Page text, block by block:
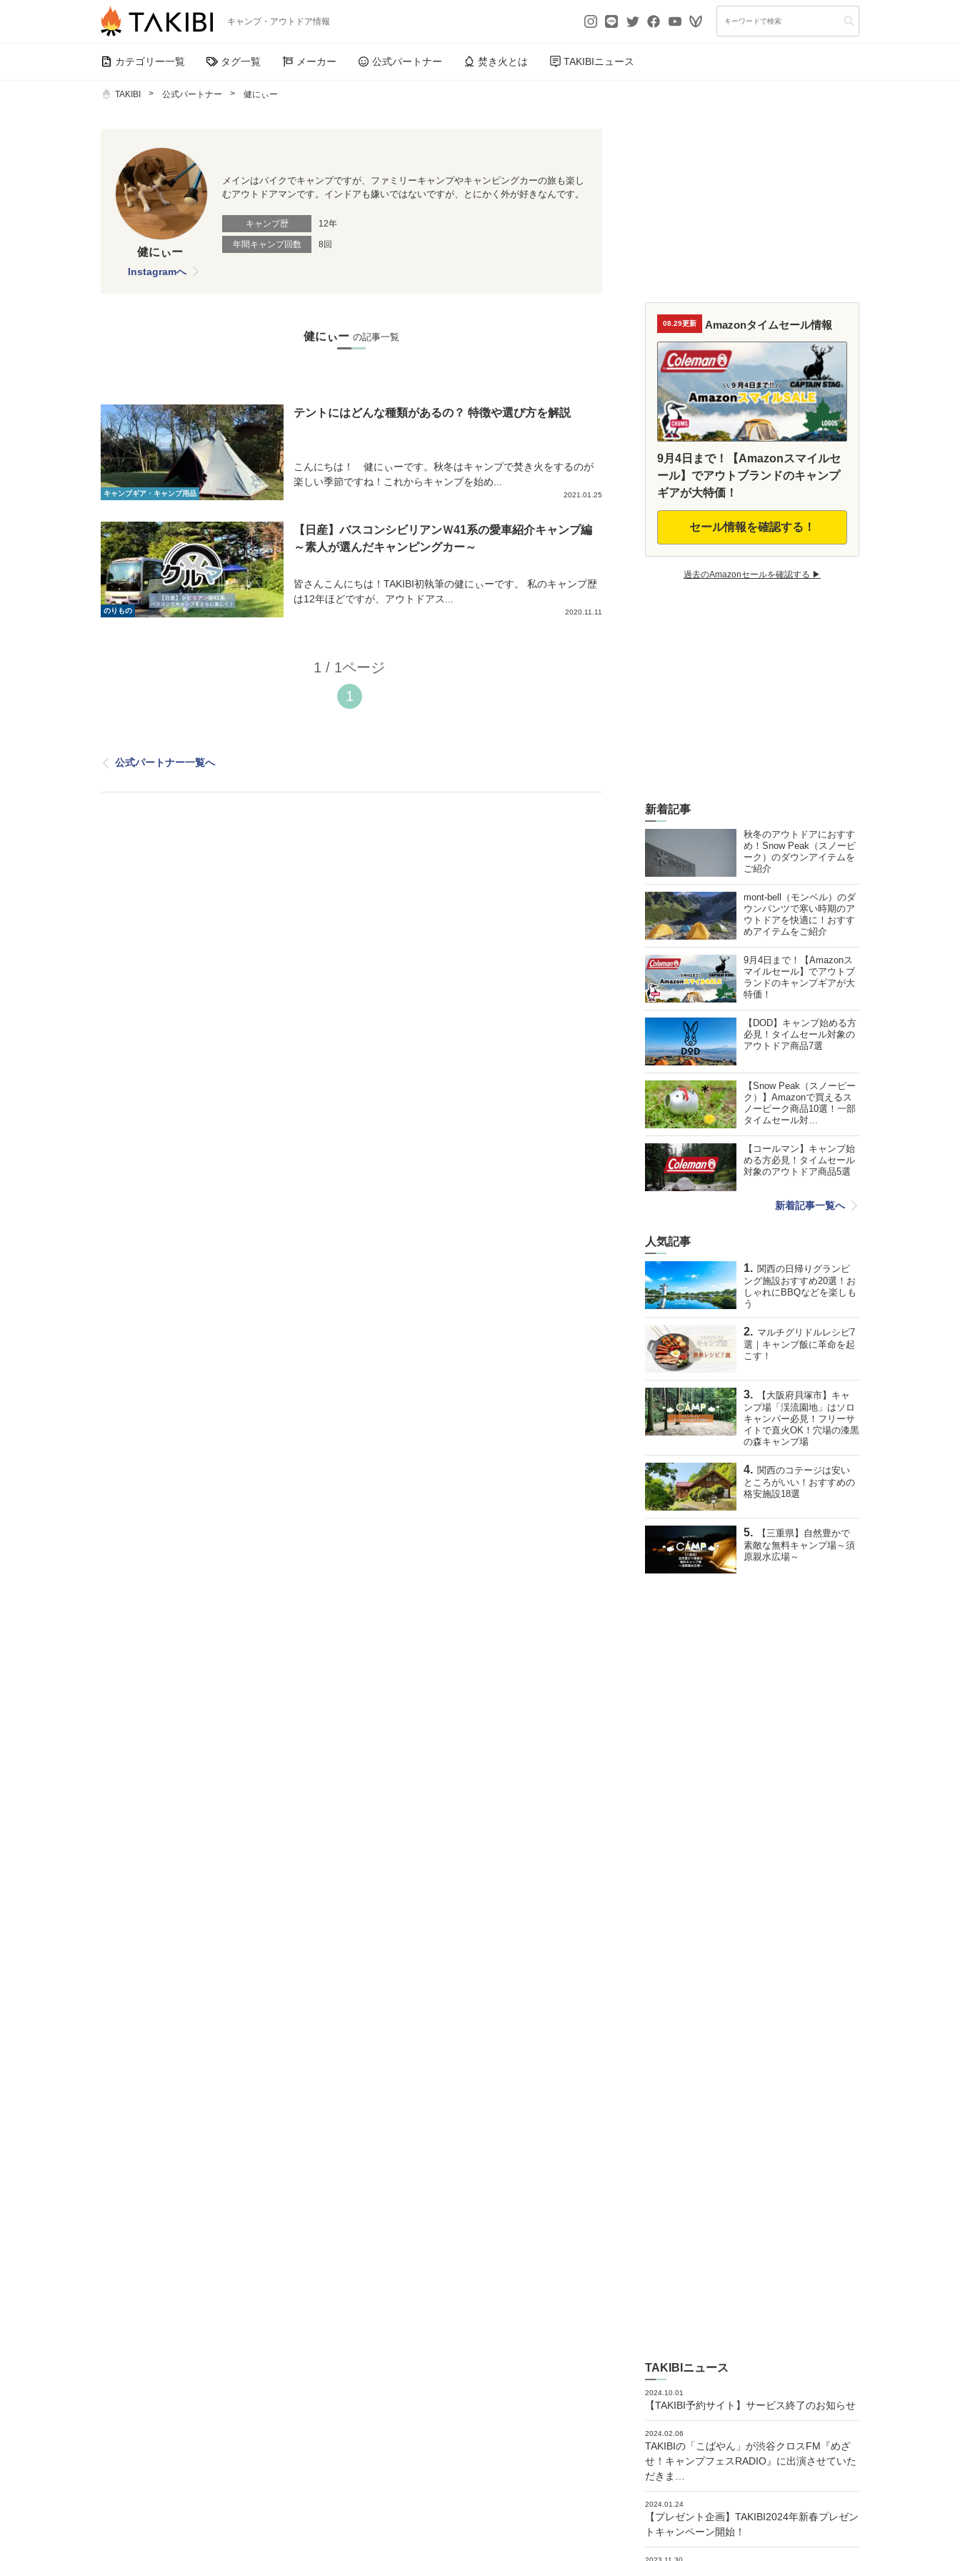
キャンプ・アウトドア情報
カテゴリー一覧 タグ一覧 メーカー 公式パートナー 焚き火とは TAKIBIニュース
TAKIBI 公式パートナー 健にぃー
健にぃー
Instagramへ
メインはバイクでキャンプですが、ファミリーキャンプやキャンピングカーの旅も楽し
むアウトドアマンです。インドアも嫌いではないですが、とにかく外が好きなんです。
キャンプ歴 12年
年間キャンプ回数 8回
健にぃー の記事一覧
キャンプギア・キャンプ用品
テントにはどんな種類があるの？ 特徴や選び方を解説
こんにちは！ 健にぃーです。秋冬はキャンプで焚き火をするのが
楽しい季節ですね！これからキャンプを始め...
2021.01.25
のりもの
【日産】バスコンシビリアンＷ41系の愛車紹介キャンプ編
～素人が選んだキャンピングカー～
皆さんこんにちは！TAKIBI初執筆の健にぃーです。 私のキャンプ歴
は12年ほどですが、アウトドアス...
2020.11.11
1 / 1ページ
1
公式パートナー一覧へ
08.29更新 Amazonタイムセール情報
9月4日まで！【Amazonスマイルセ
ール】でアウトブランドのキャンプ
ギアが大特価！
セール情報を確認する！
過去のAmazonセールを確認する ▶︎
新着記事
秋冬のアウトドアにおすす
め！Snow Peak（スノーピ
ーク）のダウンアイテムを
ご紹介
mont-bell（モンベル）のダ
ウンパンツで寒い時期のア
ウトドアを快適に！おすす
めアイテムをご紹介
9月4日まで！【Amazonス
マイルセール】でアウトブ
ランドのキャンプギアが大
特価！
【DOD】キャンプ始める方
必見！タイムセール対象の
アウトドア商品7選
【Snow Peak（スノーピー
ク）】Amazonで買えるス
ノーピーク商品10選！一部
タイムセール対…
【コールマン】キャンプ始
める方必見！タイムセール
対象のアウトドア商品5選
新着記事一覧へ
人気記事
関西の日帰りグランピ
ング施設おすすめ20選！お
しゃれにBBQなどを楽しも
う
マルチグリドルレシピ7
選｜キャンプ飯に革命を起
こす！
【大阪府貝塚市】キャ
ンプ場「渓流園地」はソロ
キャンパー必見！フリーサ
イトで直火OK！穴場の漆黒
の森キャンプ場
関西のコテージは安い
ところがいい！おすすめの
格安施設18選
【三重県】自然豊かで
素敵な無料キャンプ場～須
原親水広場～
TAKIBIニュース
2024.10.01
【TAKIBI予約サイト】サービス終了のお知らせ
2024.02.06
TAKIBIの「こばやん」が渋谷クロスFM『めざ
せ！キャンプフェスRADIO』に出演させていた
だきま…
2024.01.24
【プレゼント企画】TAKIBI2024年新春プレゼン
トキャンペーン開始！